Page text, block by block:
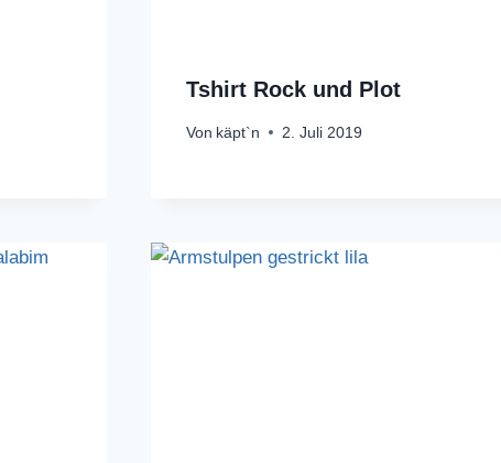
Tshirt Rock und Plot
Von käpt`n 2. Juli 2019